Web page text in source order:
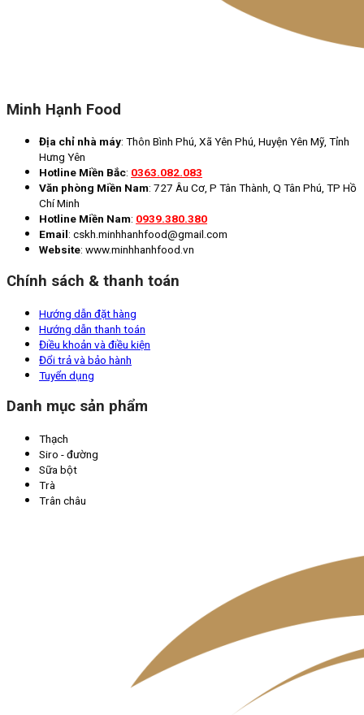
Minh Hạnh Food
Địa chỉ nhà máy: Thôn Bình Phú, Xã Yên Phú, Huyện Yên Mỹ, Tỉnh
Hưng Yên
Hotline Miền Bắc: 0363.082.083
Văn phòng Miền Nam: 727 Âu Cơ, P Tân Thành, Q Tân Phú, TP Hồ
Chí Minh
Hotline Miền Nam: 0939.380.380
Email: cskh.minhhanhfood@gmail.com
Website: www.minhhanhfood.vn
Chính sách & thanh toán
Hướng dẫn đặt hàng
Hướng dẫn thanh toán
Điều khoản và điều kiện
Đổi trả và bảo hành
Tuyển dụng
Danh mục sản phẩm
Thạch
Siro - đường
Sữa bột
Trà
Trân châu